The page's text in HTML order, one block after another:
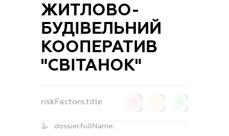
ЖИТЛОВО-
БУДІВЕЛЬНИЙ
КООПЕРАТИВ
"СВІТАНОК"
riskFactors.title
dossier.fullName: